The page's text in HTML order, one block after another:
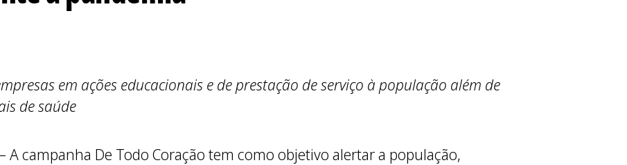
em ações educacionais e de prestação de serviço à população além de
de saúde
– A campanha De Todo Coração tem como objetivo alertar a população,